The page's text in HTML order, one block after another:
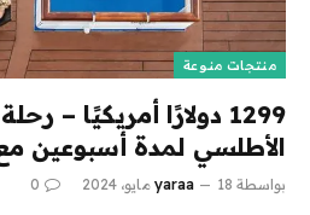
منتجات منوعة
1299 دولارًا أمريكيًا –
الأطلسي لمدة أسبوعين
بواسطة yaraa 18 مايو، 2024 0